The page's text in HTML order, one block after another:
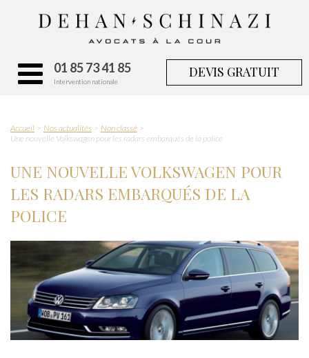
01 85 73 41 85
Intervention nationale
DEVIS GRATUIT
Accueil Nos actualités
Non classé
Une nouvelle Volkswagen pour les radars embarqués de la police
UNE NOUVELLE VOLKSWAGEN POUR
LES RADARS EMBARQUÉS DE LA
POLICE